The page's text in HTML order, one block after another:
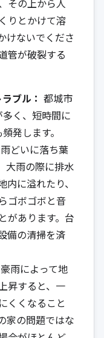
りとかけて溶
けないでくださ
管が破裂する
ブル： 都城市
く、短時間に
発します。
どいに落ち葉
大雨の際に排水
に溢れたり、
ゴボゴボと音
があります。台
備の清掃を済
雨によって地
昇すると、一
くくなること
家の問題ではな